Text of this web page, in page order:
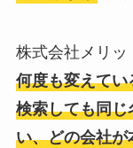
株式会社メリッ
何度も変えて
検索しても同
い、どの会社